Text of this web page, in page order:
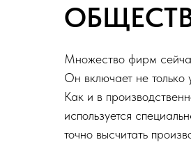
Множество фирм
Он включает не только
Как и в
используется
точно высчитать